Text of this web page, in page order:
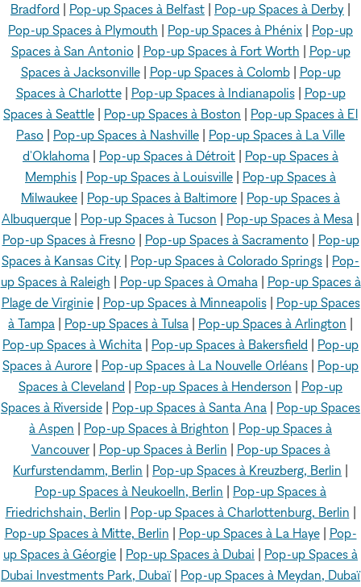
Bradford
Pop-up Spaces à Belfast Pop-up Spaces à Derby
Pop-up Spaces à Plymouth
Pop-up Spaces à Phénix
Pop-up
Spaces à San Antonio| Pop-up Spaces à Fort Worth
Pop-up
Spaces à Jacksonville| Pop-up Spaces à Colomb| Pop-up
Spaces à Charlotte| Pop-up Spaces à Indianapolis| Pop-up
Spaces à Seattle
Pop-up Spaces à Boston
Pop-up Spaces à El
Paso
Pop-up Spaces à Nashville
Pop-up Spaces à La Ville
d'Oklahoma
Pop-up Spaces à Détroit
Pop-up Spaces à
Memphis
Pop-up Spaces à Louisville
Pop-up Spaces à
Milwaukee
Pop-up Spaces à Baltimore
Pop-up Spaces à
Albuquerque
Pop-up Spaces à Tucson Pop-up Spaces à Mesa
Pop-up Spaces à Fresno| Pop-up Spaces à Sacramento| Pop-up
Spaces à Kansas City
Pop-up Spaces à Colorado Springs
Pop-
up Spaces à Raleigh
Pop-up Spaces à Omaha| Pop-up Spaces à
Plage de Virginie| Pop-up Spaces à Minneapolis| Pop-up Spaces
à Tampa
Pop-up Spaces à Tulsa Pop-up Spaces à Arlington
Pop-up Spaces à Wichita
Pop-up Spaces à Bakersfield
Pop-up
Spaces à Aurore
Pop-up Spaces à La Nouvelle Orléans
Pop-up
Spaces à Cleveland
Pop-up Spaces à Henderson
Pop-up
Spaces à Riverside
Pop-up Spaces à Santa Ana
Pop-up Spaces
à Aspen
Pop-up Spaces à Brighton
Pop-up Spaces à
Vancouver| Pop-up Spaces à Berlin
Pop-up Spaces à
Kurfurstendamm, Berlin
Pop-up Spaces à Kreuzberg, Berlin
Pop-up Spaces à Neukoelln, Berlin
Pop-up Spaces à
Friedrichshain, Berlin
Pop-up Spaces à Charlottenburg, Berlin
Pop-up Spaces à Mitte, Berlin
Pop-up Spaces à La Haye| Pop-
up Spaces à Géorgie
Pop-up Spaces à Dubai
Pop-up Spaces à
Dubai Investments Park, Dubaï| Pop-up Spaces à Meydan, Dubaï